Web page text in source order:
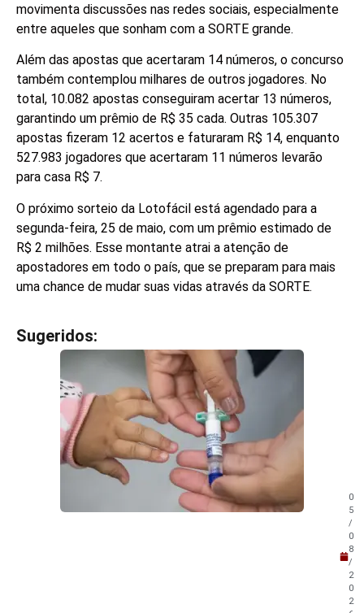
movimenta discussões nas redes sociais, especialmente
entre aqueles que sonham com a SORTE grande.
Além das apostas que acertaram 14 números, o concurso
também contemplou milhares de outros jogadores. No
total, 10.082 apostas conseguiram acertar 13 números,
garantindo um prêmio de R$ 35 cada. Outras 105.307
apostas fizeram 12 acertos e faturaram R$ 14, enquanto
527.983 jogadores que acertaram 11 números levarão
para casa R$ 7.
O próximo sorteio da Lotofácil está agendado para a
segunda-feira, 25 de maio, com um prêmio estimado de
R$ 2 milhões. Esse montante atrai a atenção de
apostadores em todo o país, que se preparam para mais
uma chance de mudar suas vidas através da SORTE.
Sugeridos:
0
5
/
0
8
/
2
0
2